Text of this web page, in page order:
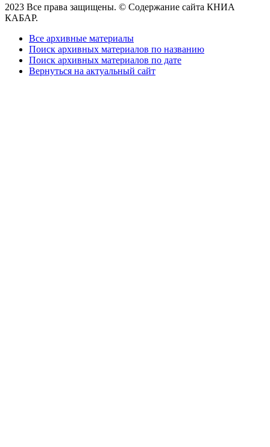
2023 Все права защищены. © Содержание сайта КНИА
КАБАР.
Все архивные материалы
Поиск архивных материалов по названию
Поиск архивных материалов по дате
Вернуться на актуальный сайт